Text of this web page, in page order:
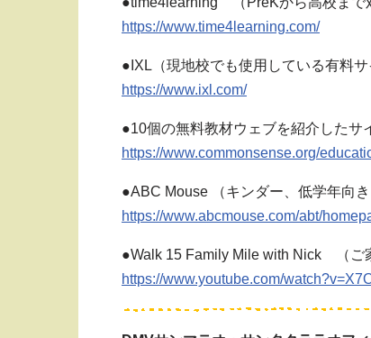
https://www.time4learning.com/
●IXL（現地校でも使用している有料サ
https://www.ixl.com/
●10個の無料教材ウェブを紹介したサ
https://www.commonsense.org/
●ABC Mouse （キンダー、低学年向
https://www.abcmouse.com/abt/
●Walk 15 Family Mile with Nick （ご
https://www.youtube.com/